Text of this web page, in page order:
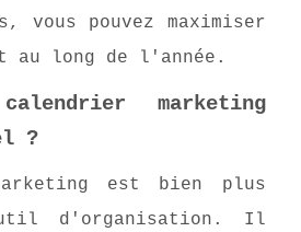
vous pouvez maximiser
au long de l'année.
marketing
?
est bien plus
d'organisation. Il